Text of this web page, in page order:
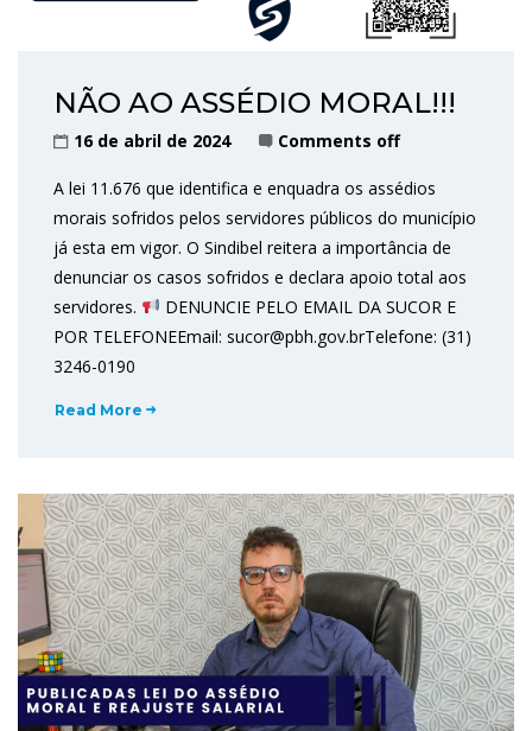
NÃO AO ASSÉDIO MORAL!!!
16 de abril de 2024 Comments off
A lei 11.676 que identifica e enquadra os assédios
morais sofridos pelos servidores públicos do município
já esta em vigor. O Sindibel reitera a importância de
denunciar os casos sofridos e declara apoio total aos
servidores.
DENUNCIE PELO EMAIL DA SUCOR E
POR TELEFONEEmail: sucor@pbh.gov.brTelefone: (31)
3246-0190
Read More